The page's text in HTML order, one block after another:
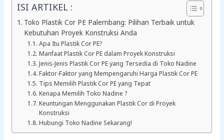
ISI ARTIKEL :
Toko Plastik Cor PE Palembang: Pilihan Terbaik untuk
Kebutuhan Proyek Konstruksi Anda
Apa Itu Plastik Cor PE?
Manfaat Plastik Cor PE dalam Proyek Konstruksi
Jenis-Jenis Plastik Cor PE yang Tersedia di Toko Nadine
Faktor-Faktor yang Mempengaruhi Harga Plastik Cor PE
Tips Memilih Plastik Cor PE yang Tepat
Kenapa Memilih Toko Nadine ?
Keuntungan Menggunakan Plastik Cor di Proyek
Konstruksi
Hubungi Toko Nadine Sekarang!